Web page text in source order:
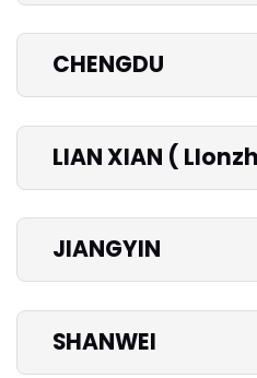
CHENGDU
LIAN XIAN (
JIANGYIN
SHANWEI